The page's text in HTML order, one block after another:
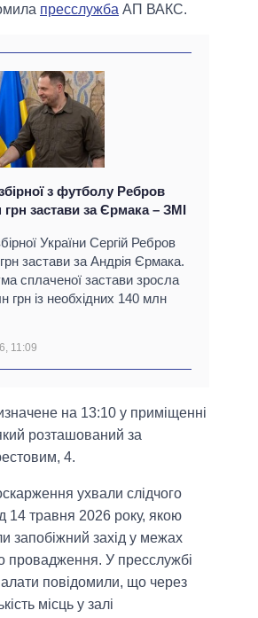
пресслужба АП ВАКС.
з футболу Ребров
грн застави за Єрмака – ЗМІ
України Сергій Ребров
застави за Андрія Єрмака.
сплаченої застави зросла
грн із необхідних 140 млн
11:09
на 13:10 у приміщенні
розташований за
4.
ухвали слідчого
14 травня 2026 року, якою
запобіжний захід у межах
провадження. У пресслужбі
повідомили, що через
місць у залі